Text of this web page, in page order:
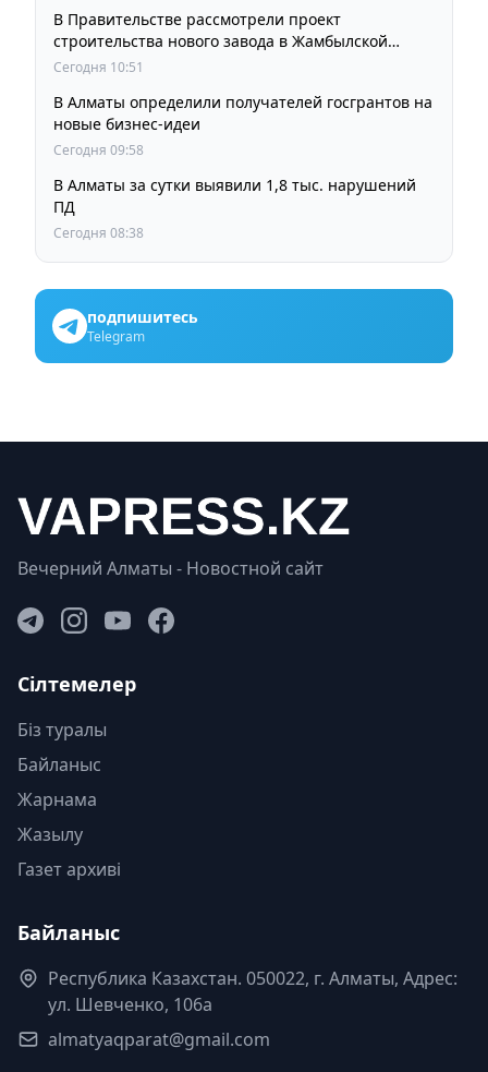
В Правительстве рассмотрели проект
строительства нового завода в Жамбылской
области
Сегодня 10:51
В Алматы определили получателей госгрантов на
новые бизнес-идеи
Сегодня 09:58
В Алматы за сутки выявили 1,8 тыс. нарушений
ПД
Сегодня 08:38
подпишитесь
Telegram
Вечерний Алматы - Новостной сайт
Сілтемелер
Біз туралы
Байланыс
Жарнама
Жазылу
Газет архиві
Байланыс
Республика Казахстан. 050022, г. Алматы, Адрес:
ул. Шевченко, 106а
almatyaqparat@gmail.com